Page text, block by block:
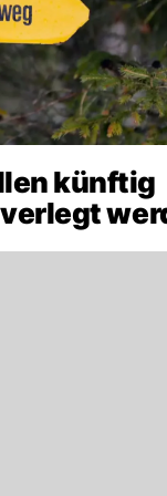
künftig